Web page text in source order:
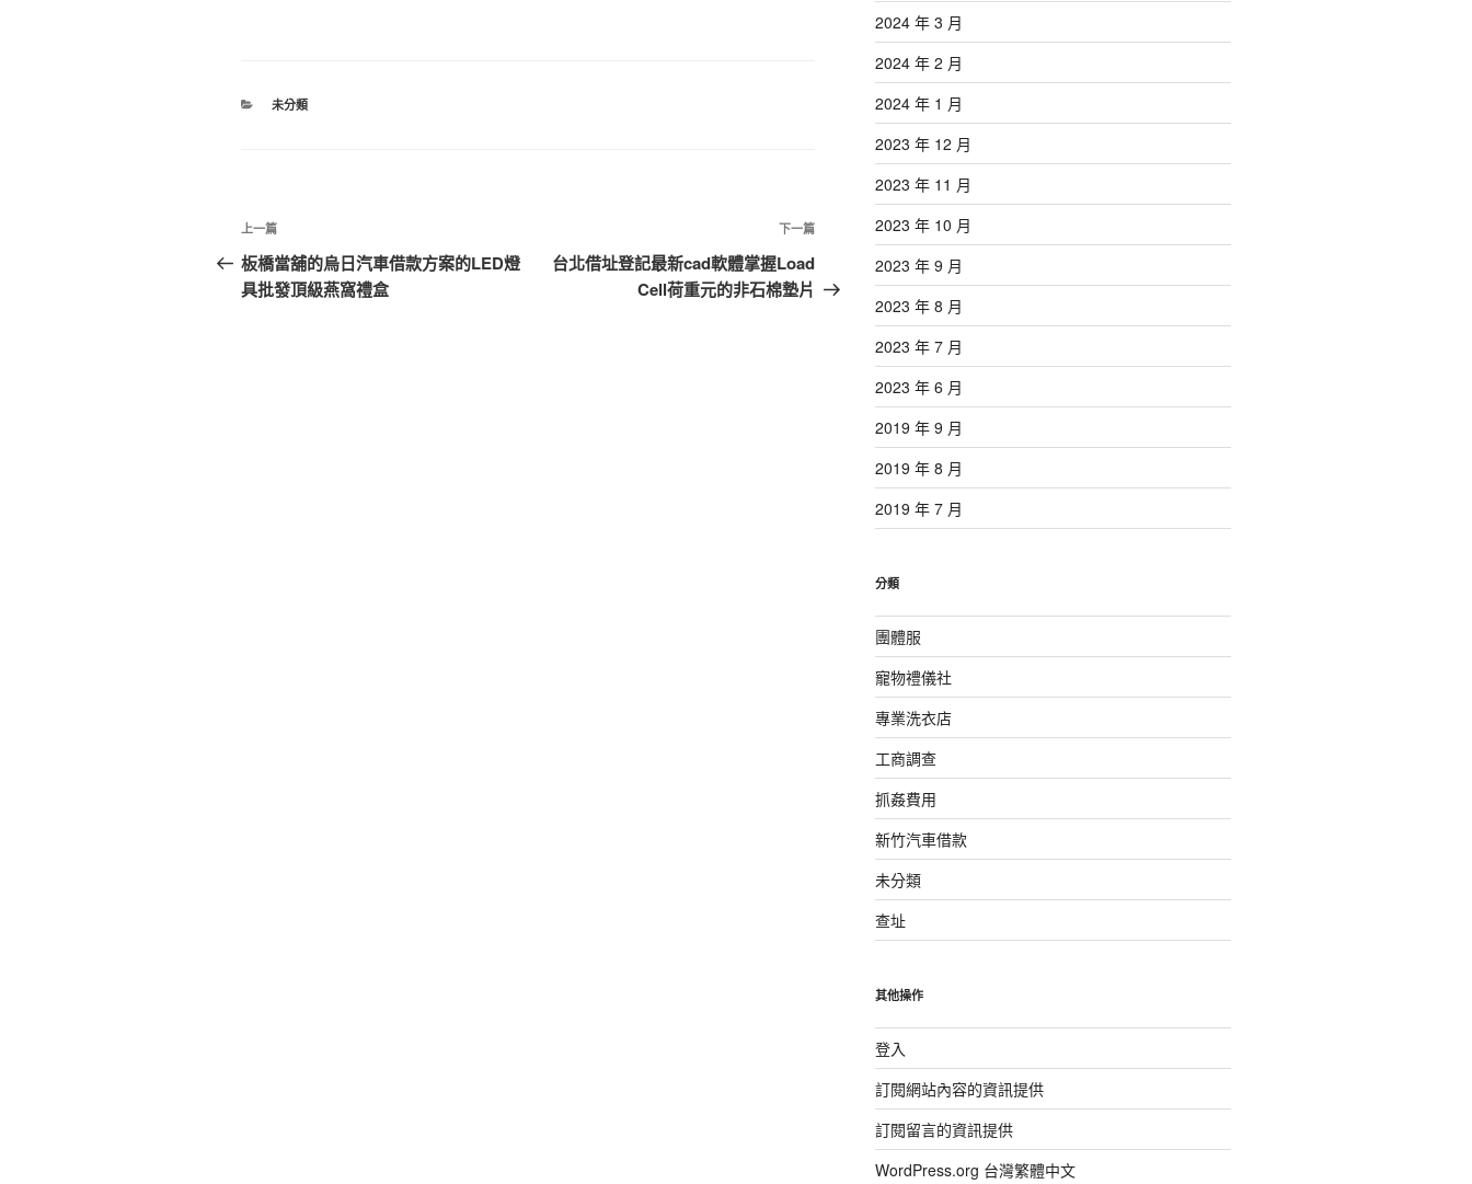
分
未分類
文
章
導
上
一
篇
上一篇
板橋當舖的烏日汽車借款方案的LED燈
具批發頂級燕窩禮盒
下
一
篇
下一篇
台北借址登記最新cad軟體掌握Load
Cell荷重元的非石棉墊片
2024 年 3 月
2024 年 2 月
2024 年 1 月
2023 年 12 月
2023 年 11 月
2023 年 10 月
2023 年 9 月
2023 年 8 月
2023 年 7 月
2023 年 6 月
2019 年 9 月
2019 年 8 月
2019 年 7 月
分類
團體服
寵物禮儀社
專業洗衣店
工商調查
抓姦費用
新竹汽車借款
未分類
查址
其他操作
登入
訂閱網站內容的資訊提供
訂閱留言的資訊提供
WordPress.org 台灣繁體中文